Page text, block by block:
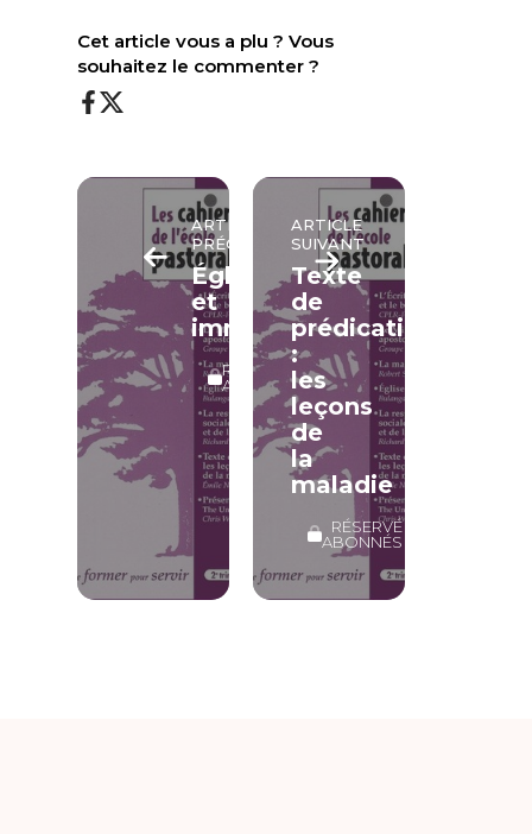
Cet article vous a plu ? Vous
souhaitez le commenter ?
ARTICLE
PRÉCÉDENT
Église
et
immigration
RÉSERVÉ
ABONNÉS
ARTICLE
SUIVANT
Texte
de
prédication
:
les
leçons
de
la
maladie
RÉSERVÉ
ABONNÉS